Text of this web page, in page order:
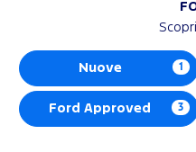
Nuove 1
Ford Approved 3